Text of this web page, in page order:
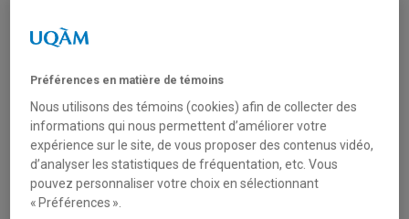
Préférences en matière de témoins
Nous utilisons des témoins (cookies) afin de collecter des
informations qui nous permettent d’améliorer votre
expérience sur le site, de vous proposer des contenus vidéo,
d’analyser les statistiques de fréquentation, etc. Vous
pouvez personnaliser votre choix en sélectionnant
« Préférences ».